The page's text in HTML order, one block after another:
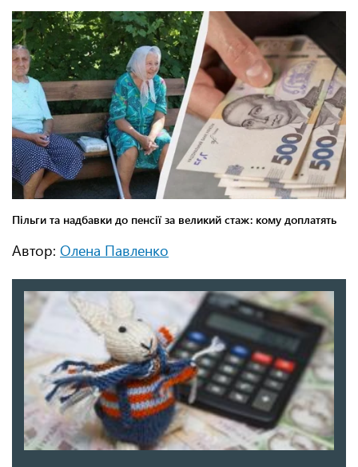
Автор: Олена Павленко